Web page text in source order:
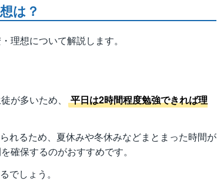
は？
理想について解説します。
が多いため、
平日は2時間程度勉強できれば理
れるため、夏休みや冬休みなどまとまった時間が
確保するのがおすすめです。
でしょう。